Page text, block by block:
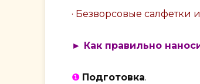
· Безворсовые салфетки
► Как правильно
❶ Подготовка.